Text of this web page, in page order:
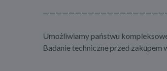
Umożliwiamy państwu
Badanie techniczne przed